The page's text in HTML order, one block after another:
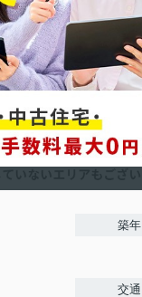
築年
交通